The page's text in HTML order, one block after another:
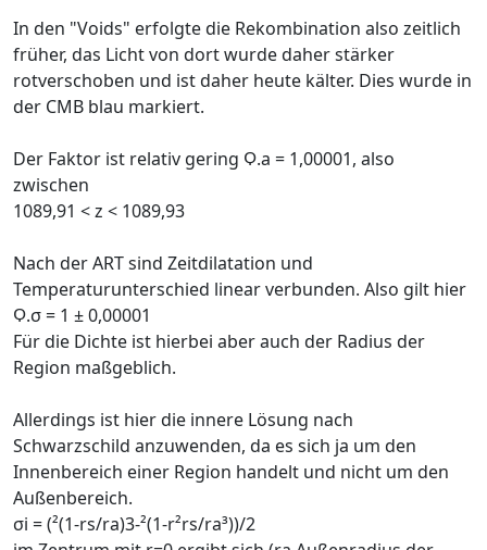
In den "Voids" erfolgte die Rekombination also zeitlich
früher, das Licht von dort wurde daher stärker
rotverschoben und ist daher heute kälter. Dies wurde in
der CMB blau markiert.
Der Faktor ist relativ gering Ϙ.a = 1,00001, also
zwischen
1089,91 < z < 1089,93
Nach der ART sind Zeitdilatation und
Temperaturunterschied linear verbunden. Also gilt hier
Ϙ.σ = 1 ± 0,00001
Für die Dichte ist hierbei aber auch der Radius der
Region maßgeblich.
Allerdings ist hier die innere Lösung nach
Schwarzschild anzuwenden, da es sich ja um den
Innenbereich einer Region handelt und nicht um den
Außenbereich.
σi = (²(1-rs/ra)3-²(1-r²rs/ra³))/2